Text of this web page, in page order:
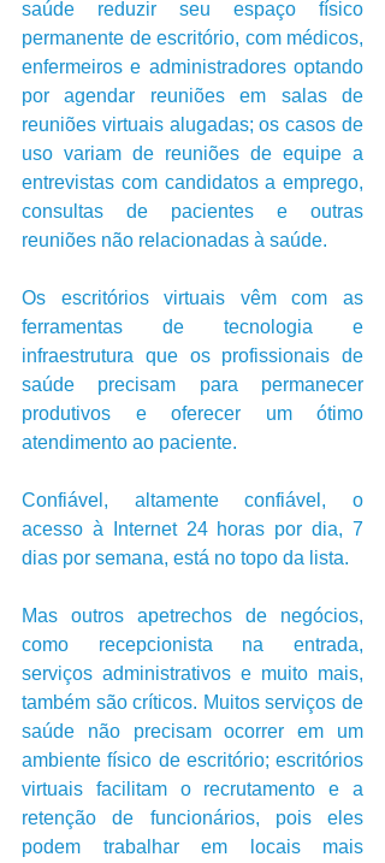
saúde reduzir seu espaço físico
permanente de escritório, com médicos,
enfermeiros e administradores optando
por agendar reuniões em salas de
reuniões virtuais alugadas; os casos de
uso variam de reuniões de equipe a
entrevistas com candidatos a emprego,
consultas de pacientes e outras
reuniões não relacionadas à saúde.
Os escritórios virtuais vêm com as
ferramentas de tecnologia e
infraestrutura que os profissionais de
saúde precisam para permanecer
produtivos e oferecer um ótimo
atendimento ao paciente.
Confiável, altamente confiável, o
acesso à Internet 24 horas por dia, 7
dias por semana, está no topo da lista.
Mas outros apetrechos de negócios,
como recepcionista na entrada,
serviços administrativos e muito mais,
também são críticos. Muitos serviços de
saúde não precisam ocorrer em um
ambiente físico de escritório; escritórios
virtuais facilitam o recrutamento e a
retenção de funcionários, pois eles
podem trabalhar em locais mais